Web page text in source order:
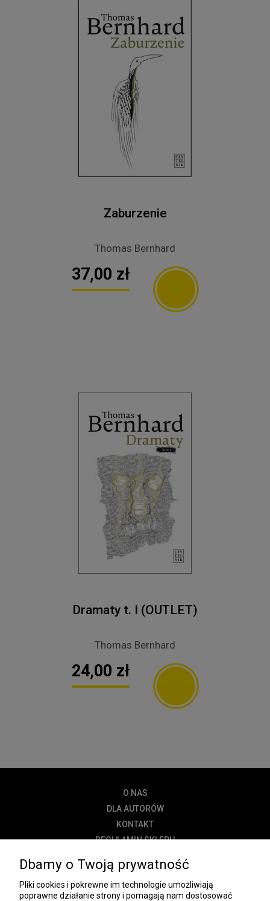
Zaburzenie
Thomas Bernhard
37,00 zł
Dramaty t. I (OUTLET)
Thomas Bernhard
24,00 zł
O NAS
DLA AUTORÓW
KONTAKT
REGULAMIN SKLEPU
DOSTAWA
PŁATNOŚĆ
Dbamy o Twoją prywatność
Pliki cookies i pokrewne im technologie umożliwiają
poprawne działanie strony i pomagają nam dostosować